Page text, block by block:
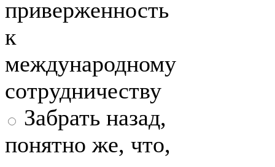
приверженность
к
международному
сотрудничеству
Забрать назад,
понятно же, что,